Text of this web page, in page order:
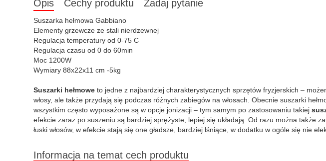
Opis Cechy produktu Zadaj pytanie
Suszarka hełmowa Gabbiano
Elementy grzewcze ze stali nierdzewnej
Regulacja temperatury od 0-75 C
Regulacja czasu od 0 do 60min
Moc 1200W
Wymiary 88x22x11 cm -5kg
Suszarki hełmowe to jedne z najbardziej charakterystycznych sprzętów fryzjerskich –
włosy, ale także przydają się podczas różnych zabiegów na włosach. Obecnie suszarki
wszystkim często wyposażone są w opcje jonizacji – tym samym po zastosowaniu takiej
efekcie zaraz po suszeniu są bardziej sprężyste, lepiej się układają. Od razu można także
łuski włosów, w efekcie stają się one gładsze, bardziej lśniące, w dodatku w ogóle się nie
Informacja na temat cech produktu